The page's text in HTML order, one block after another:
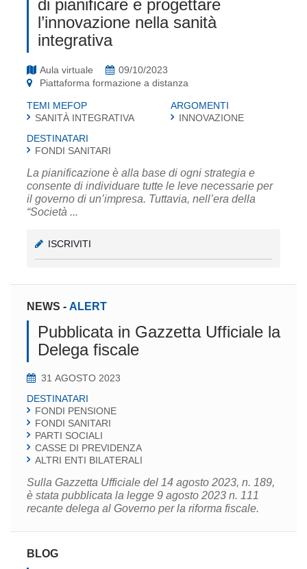
di pianificare e progettare
l’innovazione nella sanità
integrativa
Aula virtuale
09/10/2023
Piattaforma formazione a distanza
TEMI MEFOP
SANITÀ INTEGRATIVA
ARGOMENTI
INNOVAZIONE
DESTINATARI
FONDI SANITARI
La pianificazione è alla base di ogni strategia e
consente di individuare tutte le leve necessarie per
il governo di un’impresa. Tuttavia, nell’era della
“Società ...
ISCRIVITI
NEWS - ALERT
Pubblicata in Gazzetta Ufficiale la
Delega fiscale
31 AGOSTO 2023
DESTINATARI
FONDI PENSIONE
FONDI SANITARI
PARTI SOCIALI
CASSE DI PREVIDENZA
ALTRI ENTI BILATERALI
Sulla Gazzetta Ufficiale del 14 agosto 2023, n. 189,
è stata pubblicata la legge 9 agosto 2023 n. 111
recante delega al Governo per la riforma fiscale.
BLOG